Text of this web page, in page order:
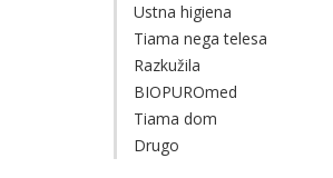
Ustna higiena
Tiama nega telesa
Razkužila
BIOPUROmed
Tiama dom
Drugo